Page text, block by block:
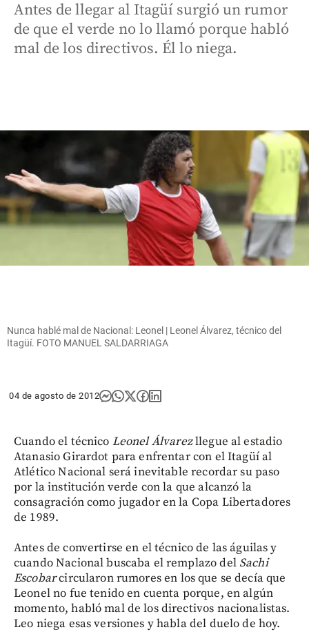
Antes de llegar al Itagüí surgió un rumor
de que el verde no lo llamó porque habló
mal de los directivos. Él lo niega.
Nunca hablé mal de Nacional: Leonel | Leonel Álvarez, técnico del
Itagüí. FOTO MANUEL SALDARRIAGA
04 de agosto de 2012
Cuando el técnico Leonel Álvarezllegue al estadio
Atanasio Girardot para enfrentar con el Itagüí al
Atlético Nacional será inevitable recordar su paso
por la institución verde con la que alcanzó la
consagración como jugador en la Copa Libertadores
de 1989.
Antes de convertirse en el técnico de las águilas y
cuando Nacional buscaba el remplazo del Sachi
Escobarcircularon rumores en los que se decía que
Leonel no fue tenido en cuenta porque, en algún
momento, habló mal de los directivos nacionalistas.
Leo niega esas versiones y habla del duelo de hoy.